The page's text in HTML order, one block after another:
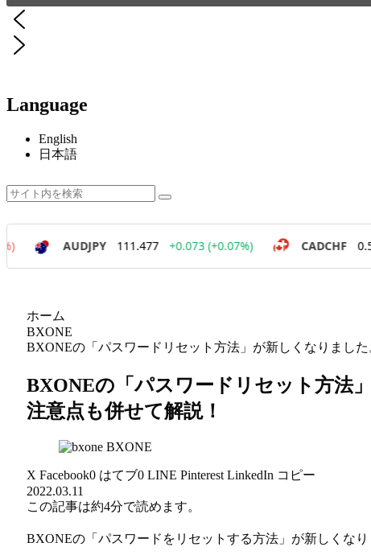
Language
English
日本語
ホーム
BXONE
BXONEの「パスワードリセット方法」が新しくなりまし
BXONEの「パスワードリセット方法
注意点も併せて解説！
BXONE
X Facebook0 はてブ0 LINE Pinterest LinkedIn コピー
2022.03.11
この記事は約4分で読めます。
BXONEの「パスワードをリセットする方法」が新しくなり